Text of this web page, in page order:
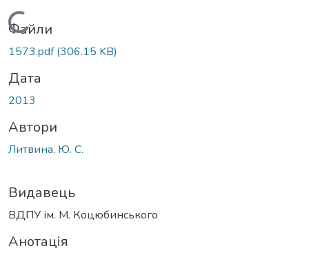
Вантажиться...
Файли
1573.pdf(306.15 KB)
Дата
2013
Автори
Литвина, Ю. С.
Видавець
ВДПУ ім. М. Коцюбинського
Анотація